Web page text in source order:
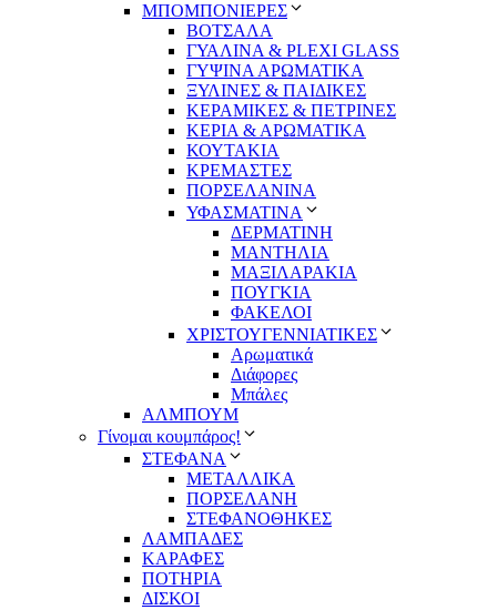
ΜΠΟΜΠΟΝΙΕΡΕΣ
ΒΟΤΣΑΛΑ
ΓΥΑΛΙΝΑ & PLEXI GLASS
ΓΥΨΙΝΑ ΑΡΩΜΑΤΙΚΑ
ΞΥΛΙΝΕΣ & ΠΑΙΔΙΚΕΣ
ΚΕΡΑΜΙΚΕΣ & ΠΕΤΡΙΝΕΣ
ΚΕΡΙΑ & ΑΡΩΜΑΤΙΚΑ
ΚΟΥΤΑΚΙΑ
ΚΡΕΜΑΣΤΕΣ
ΠΟΡΣΕΛΑΝΙΝΑ
ΥΦΑΣΜΑΤΙΝA
ΔΕΡΜΑΤΙΝΗ
ΜΑΝΤΗΛΙΑ
ΜΑΞΙΛΑΡΑΚΙΑ
ΠΟΥΓΚΙΑ
ΦΑΚΕΛΟΙ
ΧΡΙΣΤΟΥΓΕΝΝΙΑΤΙΚΕΣ
Αρωματικά
Διάφορες
Μπάλες
ΑΛΜΠΟΥΜ
Γίνομαι κουμπάρος!
ΣΤΕΦΑΝΑ
ΜΕΤΑΛΛΙΚΑ
ΠΟΡΣΕΛΑΝΗ
ΣΤΕΦΑΝΟΘΗΚΕΣ
ΛΑΜΠΑΔΕΣ
ΚΑΡΑΦΕΣ
ΠΟΤΗΡΙΑ
ΔΙΣΚΟΙ